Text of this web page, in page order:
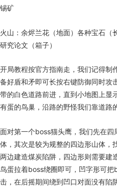
锡矿
火山：余烬兰花（地面）各种宝石（
研究论文（箱子）
开局教程按官方指南走，我们记得制
备好盾和矛即可长按右键防御同时攻
带的白色道路前进，直到小地图上显
有蛋的鸟巢，沿路的野怪我们靠道路
面对第一个boss猫头鹰，我们先在
体，其次是较为规整的四边形山体，
两边建造煤炭陷阱，四边形则需要建
鸟蛋拉着boss绕圈即可，凹字形可
击，在后摇期间绕到凹口对面没有陷